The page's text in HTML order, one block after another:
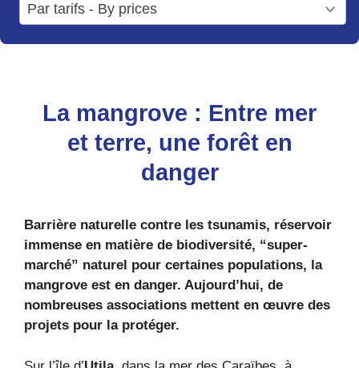
available
Par tarifs - By prices
results
available
La mangrove : Entre mer
et terre, une forêt en
danger
Barrière naturelle contre les tsunamis, réservoir
immense en matière de biodiversité, “super-
marché” naturel pour certaines populations, la
mangrove est en danger. Aujourd’hui, de
nombreuses associations mettent en œuvre des
projets pour la protéger.